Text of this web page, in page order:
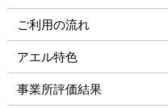
ご利用の流れ
アエル特色
事業所評価結果